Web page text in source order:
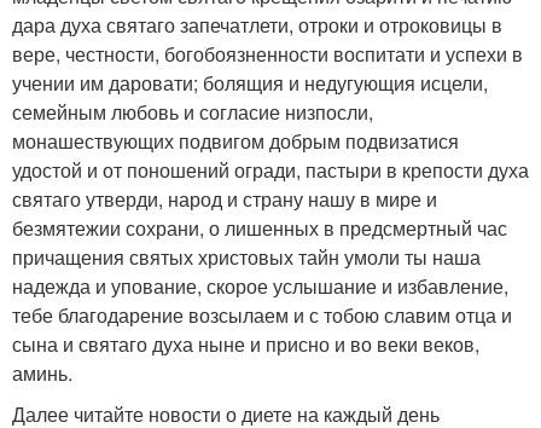
дара духа святаго запечатлети, отроки и отроковицы в
вере, честности, богобоязненности воспитати и успехи в
учении им даровати; болящия и недугующия исцели,
семейным любовь и согласие низпосли,
монашествующих подвигом добрым подвизатися
удостой и от поношений огради, пастыри в крепости духа
святаго утверди, народ и страну нашу в мире и
безмятежии сохрани, о лишенных в предсмертный час
причащения святых христовых тайн умоли ты наша
надежда и упование, скорое услышание и избавление,
тебе благодарение возсылаем и с тобою славим отца и
сына и святаго духа ныне и присно и во веки веков,
аминь.
Далее читайте новости о диете на каждый день